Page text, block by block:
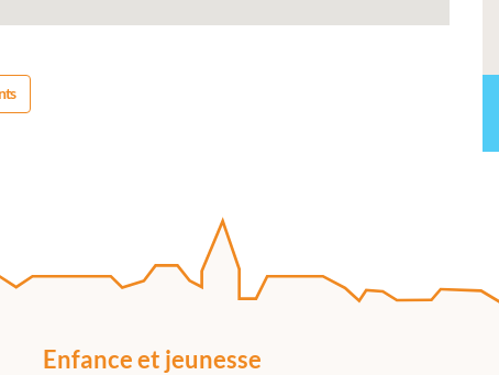
Enfance et jeunesse